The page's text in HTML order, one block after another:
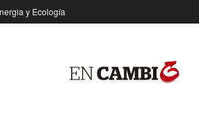
y Ecología